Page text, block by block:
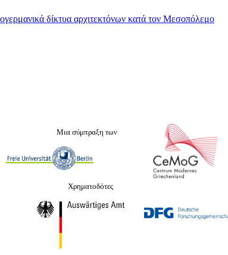
δίκτυα αρχιτεκτόνων κατά τον Μεσοπόλεμο
Μια σύμπραξη των
Χρηματοδότες